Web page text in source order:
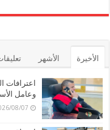
الأخيرة الأشهر
وعامل
2026/08/07 10:06:19